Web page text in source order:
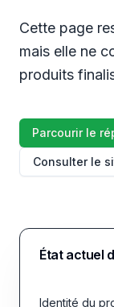
Cette page
mais elle ne
produits
Parcourir le
Consulter le
État actuel
Identité du